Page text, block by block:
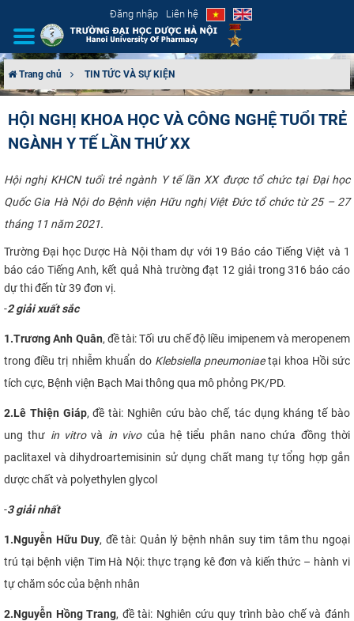
Đăng nhập Liên hệ
CƠ CẤU TỔ CHỨC
TUYỂN SINH
ĐÀO TẠO
ĐẢM BẢO CHẤT LƯỢNG
KHOA HỌC CÔNG NGHỆ
HTQT
CỰU NGƯỜI HỌC
Trang chủ TIN TỨC VÀ SỰ KIỆN
HỘI NGHỊ KHOA HỌC VÀ CÔNG NGHỆ TUỔI TRẺ
NGÀNH Y TẾ LẦN THỨ XX
Hội nghị KHCN tuổi trẻ ngành Y tế lần XX được tổ chức tại Đại học
Quốc Gia Hà Nội do Bệnh viện Hữu nghị Việt Đức tổ chức từ 25 – 27
tháng 11 năm 2021.​​
Trường Đại học Dược Hà Nội tham dự với 19 Báo cáo Tiếng Việt và 1
báo cáo Tiếng Anh, kết quả Nhà trường đạt 12 giải trong 316 báo cáo
dự thi đến từ 39 đơn vị.
-2 giải xuất sắc
1.Trương Anh Quân, đề tài:Tối ưu chế độ liều imipenem và meropenem
trong điều trị nhiễm khuẩn do Klebsiella pneumoniaetại khoa Hồi sức
tích cực, Bệnh viện Bạch Mai thông qua mô phỏng PK/PD.
2.Lê Thiện Giáp, đề tài: Nghiên cứu bào chế, tác dụng kháng tế bào
ung thư in vitrovà in vivocủa hệ tiểu phân nano chứa đồng thời
paclitaxel và dihydroartemisinin sử dụng chất mang tự tổng hợp gắn
dược chất và polyethylen glycol
-3 giải nhất
1.Nguyễn Hữu Duy, đề tài: Quản lý bệnh nhân suy tim tâm thu ngoại
trú tại bệnh viện Tim Hà Nội: thực trạng kê đơn và kiến thức – hành vi
tự chăm sóc của bệnh nhân
2.Nguyễn Hồng Trang, đề tài: Nghiên cứu quy trình bào chế và đánh